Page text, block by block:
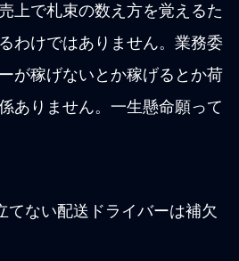
上で札束の数え方を覚えるた
わけではありません。業務委
が稼げないとか稼げるとか荷
ありません。一生懸命願って
てない配送ドライバーは補欠